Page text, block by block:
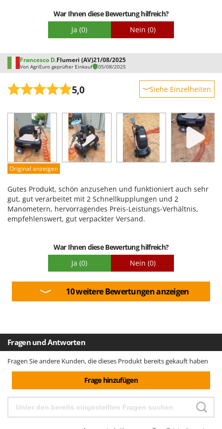
War Ihnen diese Bewertung hilfreich?
Ja (0) Nein (0)
Francesco D.Flumeri (AV)21/08/2025
Von AgriEuro geprüfter Einkauf 05/08/2025
5,0 Siehe Einzelheiten
Leistung
Benutzerfreundlichkeit
Qualität / Preis
Schwierigkeitsgrad Zusammenbau
Original anzeigen
Gutes Produkt, schön anzusehen und funktioniert auch sehr
gut, gut verarbeitet mit 2 Schnellkupplungen und 2
Manometern, hervorragendes Preis-Leistungs-Verhältnis,
empfehlenswert, gut verpackter Versand.
War Ihnen diese Bewertung hilfreich?
Ja (0) Nein (0)
10 weitere Bewertungen anzeigen
Fragen und Antworten
Fragen Sie andere Kunden, die dieses Produkt bereits gekauft haben
Frage hinzufügen